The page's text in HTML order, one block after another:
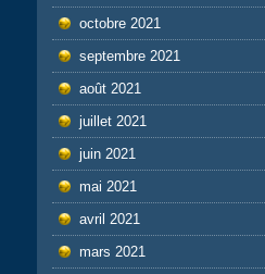
octobre 2021
septembre 2021
août 2021
juillet 2021
juin 2021
mai 2021
avril 2021
mars 2021